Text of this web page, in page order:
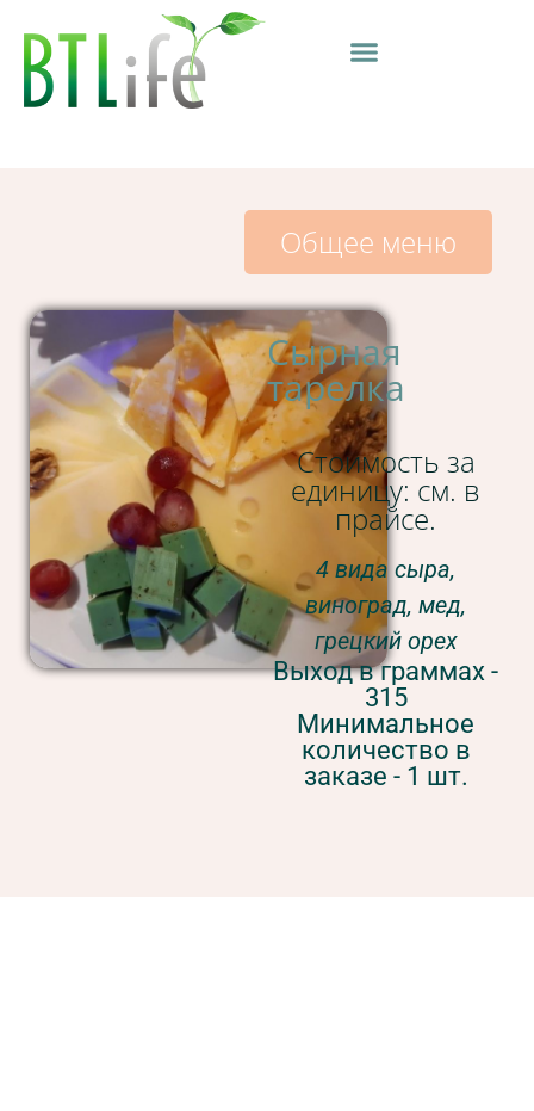
Общее меню
Сырная
тарелка
Стоимость за
единицу: см. в
прайсе.
4 вида сыра,
виноград, мед,
грецкий орех
Выход в граммах -
315
Минимальное
количество в
заказе - 1 шт.